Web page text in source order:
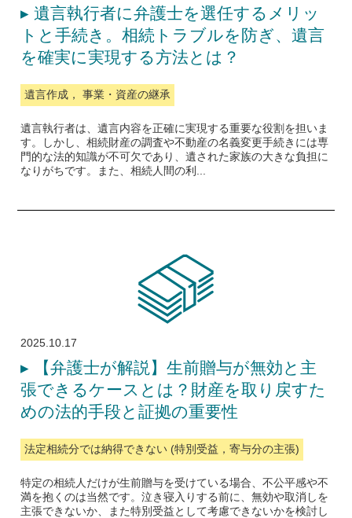
▸遺言執行者に弁護士を選任するメリッ
トと手続き。相続トラブルを防ぎ、遺言
を確実に実現する方法とは？
遺言作成， 事業・資産の継承
遺言執行者は、遺言内容を正確に実現する重要な役割を担いま
す。しかし、相続財産の調査や不動産の名義変更手続きには専
門的な法的知識が不可欠であり、遺された家族の大きな負担に
なりがちです。また、相続人間の利...
2025.10.17
▸
【弁護士が解説】生前贈与が無効と主
張できるケースとは？財産を取り戻すた
めの法的手段と証拠の重要性
法定相続分では納得できない (特別受益，寄与分の主張)
特定の相続人だけが生前贈与を受けている場合、不公平感や不
満を抱くのは当然です。泣き寝入りする前に、無効や取消しを
主張できないか、また特別受益として考慮できないかを検討し